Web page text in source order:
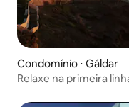
Condomínio ⋅ Gáldar
Relaxe na primeira